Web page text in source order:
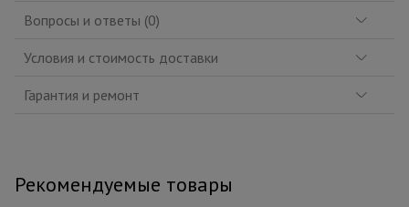
Вопросы и ответы (0)
Условия и стоимость доставки
Гарантия и ремонт
Рекомендуемые товары